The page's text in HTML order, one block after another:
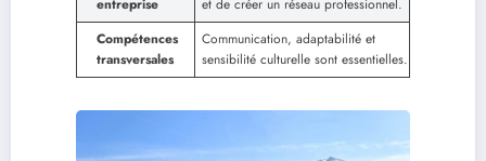
entreprise
et de créer un réseau professionnel.
Compétences
transversales
Communication, adaptabilité et
sensibilité culturelle sont essentielles.